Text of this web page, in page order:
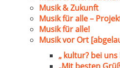
Musik & Zukunft
Musik für alle –
Musik für alle!
Musik vor Ort
„ kultur? bei uns